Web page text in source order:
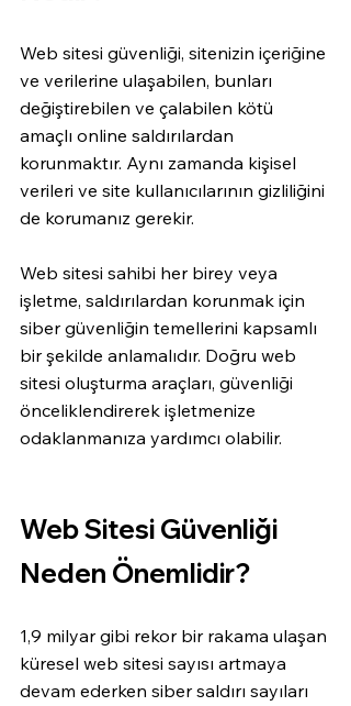
Web sitesi güvenliği, sitenizin içeriğine
ve verilerine ulaşabilen, bunları
değiştirebilen ve çalabilen kötü
amaçlı online saldırılardan
korunmaktır. Aynı zamanda kişisel
verileri ve site kullanıcılarının gizliliğini
de korumanız gerekir.
Web sitesi sahibi her birey veya
işletme, saldırılardan korunmak için
siber güvenliğin temellerini kapsamlı
bir şekilde anlamalıdır. Doğru web
sitesi oluşturma araçları, güvenliği
önceliklendirerek işletmenize
odaklanmanıza yardımcı olabilir.
Web Sitesi Güvenliği
Neden Önemlidir?
1,9 milyar gibi rekor bir rakama ulaşan
küresel web sitesi sayısı artmaya
devam ederken siber saldırı sayıları